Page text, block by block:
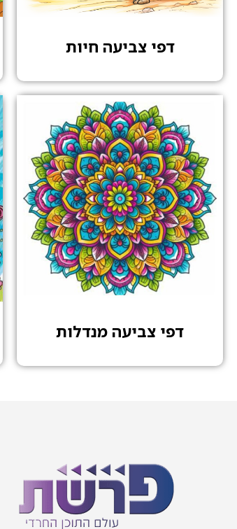
דפי צביעה חיות
דפי צביעה מנדלות